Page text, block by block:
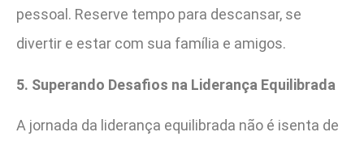
pessoal. Reserve tempo para descansar, se
divertir e estar com sua família e amigos.
5. Superando Desafios na Liderança Equilibrada
A jornada da liderança equilibrada não é isenta de